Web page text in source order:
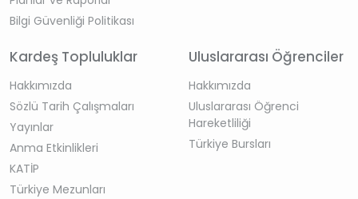
Bilgi Güvenliği Politikası
Kardeş Topluluklar
Hakkımızda
Sözlü Tarih Çalışmaları
Yayınlar
Anma Etkinlikleri
KATİP
Türkiye Mezunları
Uluslararası Öğrenciler
Hakkımızda
Uluslararası Öğrenci
Hareketliliği
Türkiye Bursları